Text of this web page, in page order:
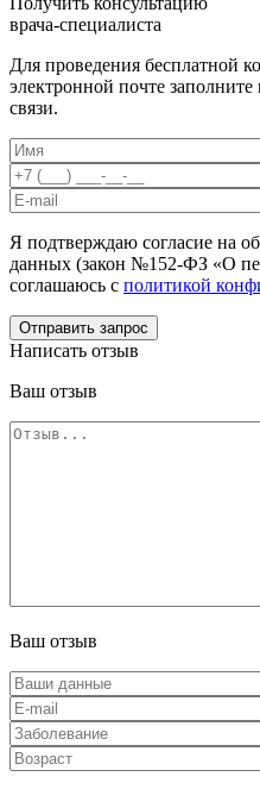
врача-специалиста
Для проведения бесплатной
электронной почте
связи.
Я подтверждаю согласие на
данных (закон №152-ФЗ «О
соглашаюсь с политикой
Отправить запрос
Написать отзыв
Ваш отзыв
Ваш отзыв